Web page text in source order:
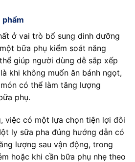
phẩm
ở vai trò bổ sung dinh dưỡng
bữa phụ kiểm soát năng
giúp người dùng dễ sắp xếp
khi không muốn ăn bánh ngọt,
có thể làm tăng lượng
phụ.
việc có một lựa chọn tiện lợi đôi
ly sữa pha đúng hướng dẫn có
lượng sau vận động, trong
hoặc khi cần bữa phụ nhẹ theo